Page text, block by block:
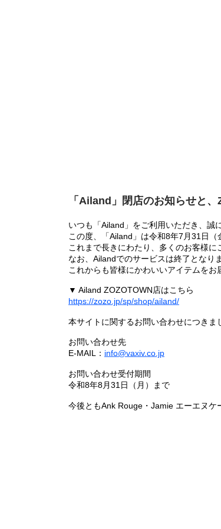
「Ailand」閉店のお知らせと
いつも「Ailand」をご利用いただき、誠
この度、「Ailand」は令和8年7月31日
これまで長きにわたり、多くのお客様に
なお、Ailandでのサービスは終了となり
これからも皆様にかわいいアイテムを
▼ Ailand ZOZOTOWN店はこちら
https://zozo.jp/sp/shop/ailand/
本サイトに関するお問い合わせにつきま
お問い合わせ先
E-MAIL： info@vaxiv.co.jp
お問い合わせ受付期間
令和8年8月31日（月）まで
今後ともAnk Rouge・Jamie エーエヌケ